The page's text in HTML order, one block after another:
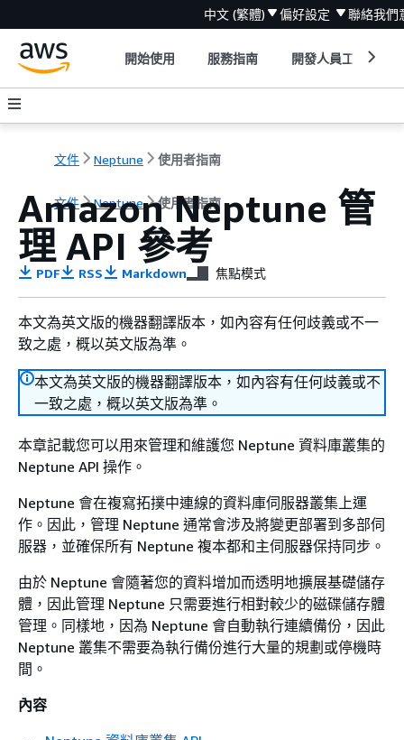
中文 (繁體) 偏好設定 聯絡我們
開始使用 服務指南 開發人員工具
文件 Neptune 使用者指南
文件 Neptune 使用者指南
Amazon Neptune 管
理 API 參考
PDF RSS Markdown 焦點模式
本文為英文版的機器翻譯版本，如內容有任何歧義或不一
致之處，概以英文版為準。
本文為英文版的機器翻譯版本，如內容有任何歧義或不
一致之處，概以英文版為準。
本章記載您可以用來管理和維護您 Neptune 資料庫叢集的
Neptune API 操作。
Neptune 會在複寫拓撲中連線的資料庫伺服器叢集上運
作。因此，管理 Neptune 通常會涉及將變更部署到多部伺
服器，並確保所有 Neptune 複本都和主伺服器保持同步。
由於 Neptune 會隨著您的資料增加而透明地擴展基礎儲存
體，因此管理 Neptune 只需要進行相對較少的磁碟儲存體
管理。同樣地，因為 Neptune 會自動執行連續備份，因此
Neptune 叢集不需要為執行備份進行大量的規劃或停機時
間。
內容